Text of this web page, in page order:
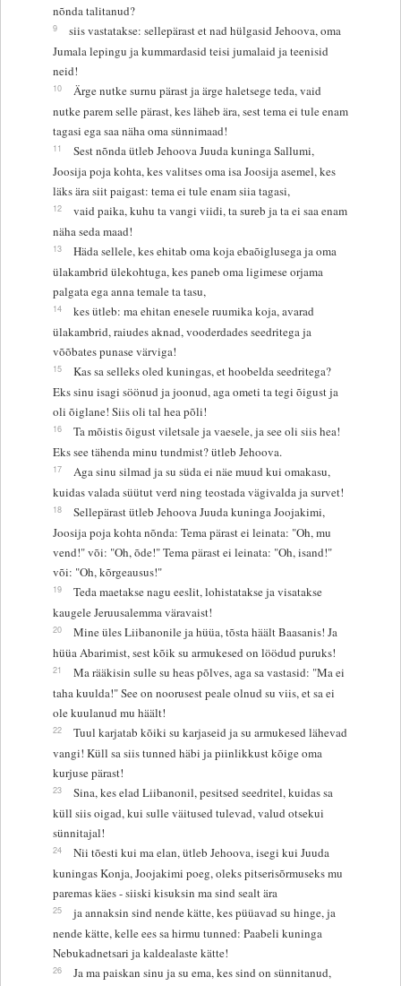
nõnda talitanud?
9
siis vastatakse: sellepärast et nad hülgasid Jehoova, oma
Jumala lepingu ja kummardasid teisi jumalaid ja teenisid
neid!
10
Ärge nutke surnu pärast ja ärge haletsege teda, vaid
nutke parem selle pärast, kes läheb ära, sest tema ei tule enam
tagasi ega saa näha oma sünnimaad!
11
Sest nõnda ütleb Jehoova Juuda kuninga Sallumi,
Joosija poja kohta, kes valitses oma isa Joosija asemel, kes
läks ära siit paigast: tema ei tule enam siia tagasi,
12
vaid paika, kuhu ta vangi viidi, ta sureb ja ta ei saa enam
näha seda maad!
13
Häda sellele, kes ehitab oma koja ebaõiglusega ja oma
ülakambrid ülekohtuga, kes paneb oma ligimese orjama
palgata ega anna temale ta tasu,
14
kes ütleb: ma ehitan enesele ruumika koja, avarad
ülakambrid, raiudes aknad, vooderdades seedritega ja
võõbates punase värviga!
15
Kas sa selleks oled kuningas, et hoobelda seedritega?
Eks sinu isagi söönud ja joonud, aga ometi ta tegi õigust ja
oli õiglane! Siis oli tal hea põli!
16
Ta mõistis õigust viletsale ja vaesele, ja see oli siis hea!
Eks see tähenda minu tundmist? ütleb Jehoova.
17
Aga sinu silmad ja su süda ei näe muud kui omakasu,
kuidas valada süütut verd ning teostada vägivalda ja survet!
18
Sellepärast ütleb Jehoova Juuda kuninga Joojakimi,
Joosija poja kohta nõnda: Tema pärast ei leinata: "Oh, mu
vend!" või: "Oh, õde!" Tema pärast ei leinata: "Oh, isand!"
või: "Oh, kõrgeausus!"
19
Teda maetakse nagu eeslit, lohistatakse ja visatakse
kaugele Jeruusalemma väravaist!
20
Mine üles Liibanonile ja hüüa, tõsta häält Baasanis! Ja
hüüa Abarimist, sest kõik su armukesed on löödud puruks!
21
Ma rääkisin sulle su heas põlves, aga sa vastasid: "Ma ei
taha kuulda!" See on noorusest peale olnud su viis, et sa ei
ole kuulanud mu häält!
22
Tuul karjatab kõiki su karjaseid ja su armukesed lähevad
vangi! Küll sa siis tunned häbi ja piinlikkust kõige oma
kurjuse pärast!
23
Sina, kes elad Liibanonil, pesitsed seedritel, kuidas sa
küll siis oigad, kui sulle väitused tulevad, valud otsekui
sünnitajal!
24
Nii tõesti kui ma elan, ütleb Jehoova, isegi kui Juuda
kuningas Konja, Joojakimi poeg, oleks pitserisõrmuseks mu
paremas käes - siiski kisuksin ma sind sealt ära
25
ja annaksin sind nende kätte, kes püüavad su hinge, ja
nende kätte, kelle ees sa hirmu tunned: Paabeli kuninga
Nebukadnetsari ja kaldealaste kätte!
26
Ja ma paiskan sinu ja su ema, kes sind on sünnitanud,